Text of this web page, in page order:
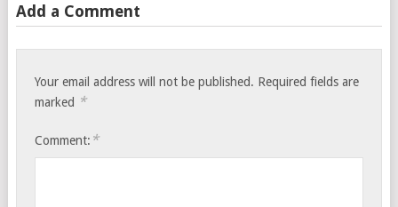
Add a Comment
Your email address will not be published. Required fields are
marked *
Comment: *